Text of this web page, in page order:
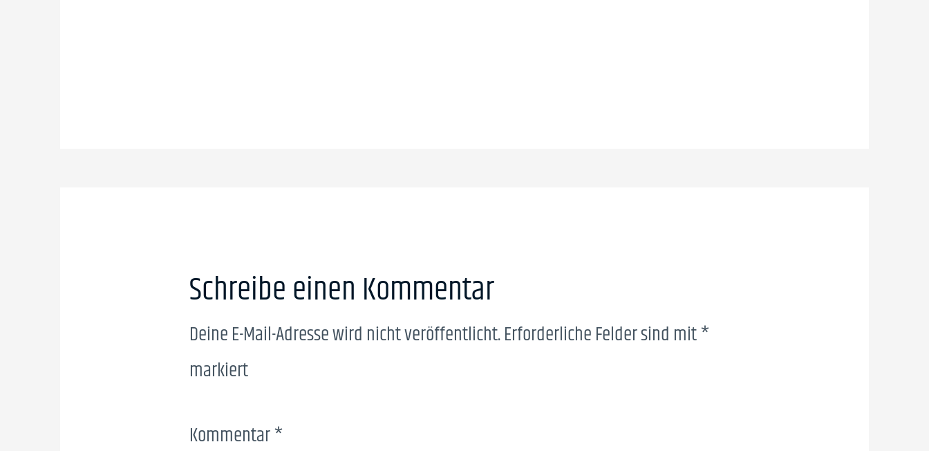
Schreibe einen Kommentar
Deine E-Mail-Adresse wird nicht veröffentlicht.Erforderliche Felder sind mit*
markiert
Kommentar*